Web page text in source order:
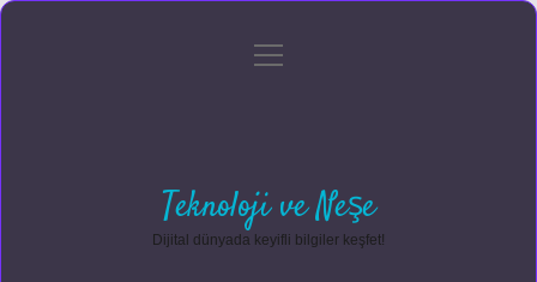
Gizlilik Politikası
menüyü
Teknoloji ve Neşe
Dijital dünyada keyifli bilgiler keşfet!